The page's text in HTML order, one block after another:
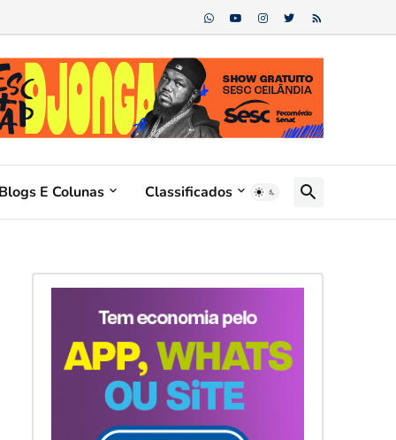
E Colunas Classificados